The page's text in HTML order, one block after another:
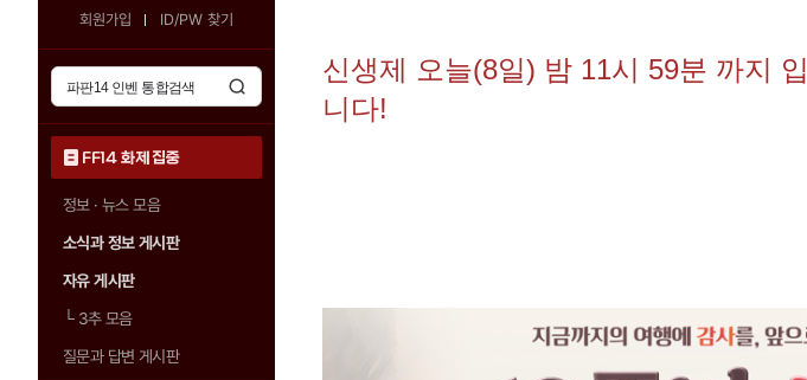
회원가입 ID/PW 찾기
FF14 화제 집중
정보 · 뉴스 모음
소식과 정보 게시판
자유 게시판
└3추 모음
질문과 답변 게시판
신생제 오늘(8일) 밤 11시 59분 까지 입
니다!